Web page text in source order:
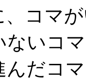
コマ
ないコ
だコ